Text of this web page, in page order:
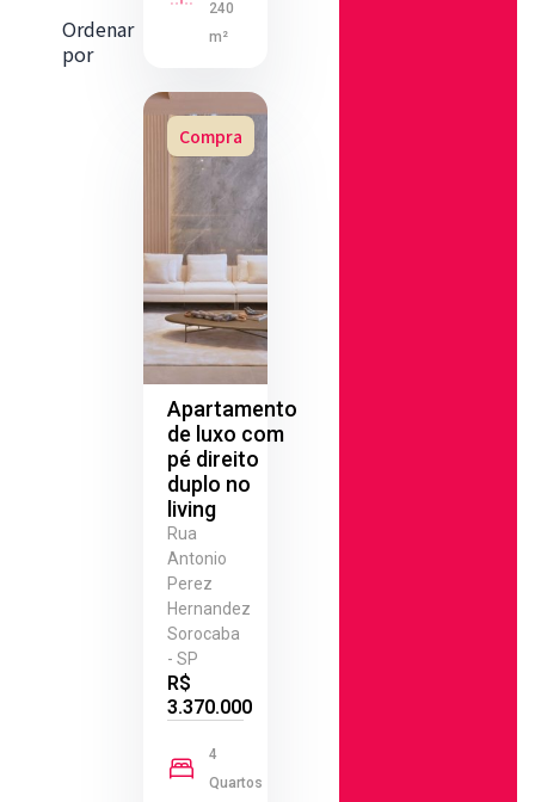
Ordenar
por
240
m²
Compra
Apartamento
de luxo com
pé direito
duplo no
living
Rua
Antonio
Perez
Hernandez
Sorocaba
- SP
R$
3.370.000
4
Quartos